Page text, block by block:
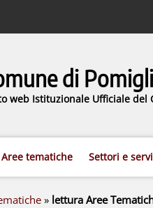
di
web Istituzionale Ufficiale del
Aree tematiche Settori e
» lettura Aree